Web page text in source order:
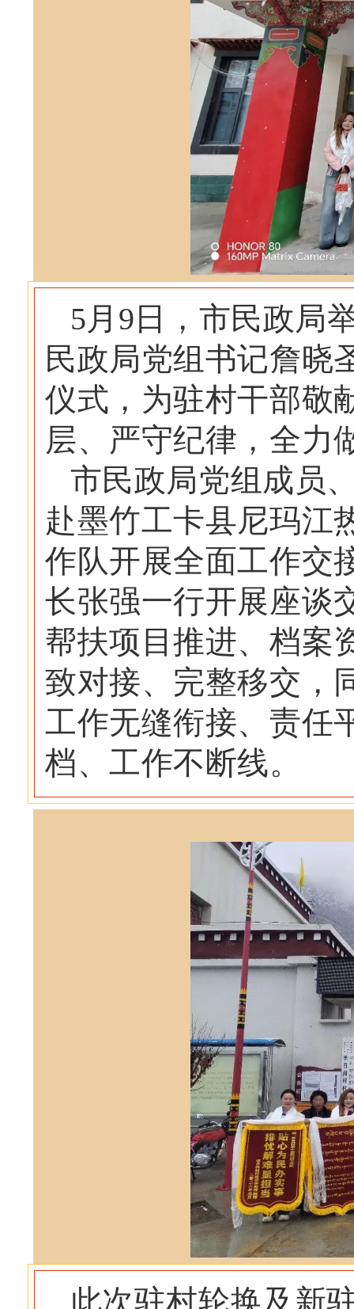
5月9日，市民政局
民政局党组书记詹晓
仪式，为驻村干部敬
层、严守纪律，全力
市民政局党组成员
赴墨竹工卡县尼玛江
作队开展全面工作交
长张强一行开展座谈
帮扶项目推进、档案
致对接、完整移交，
工作无缝衔接、责任
档、工作不断线。